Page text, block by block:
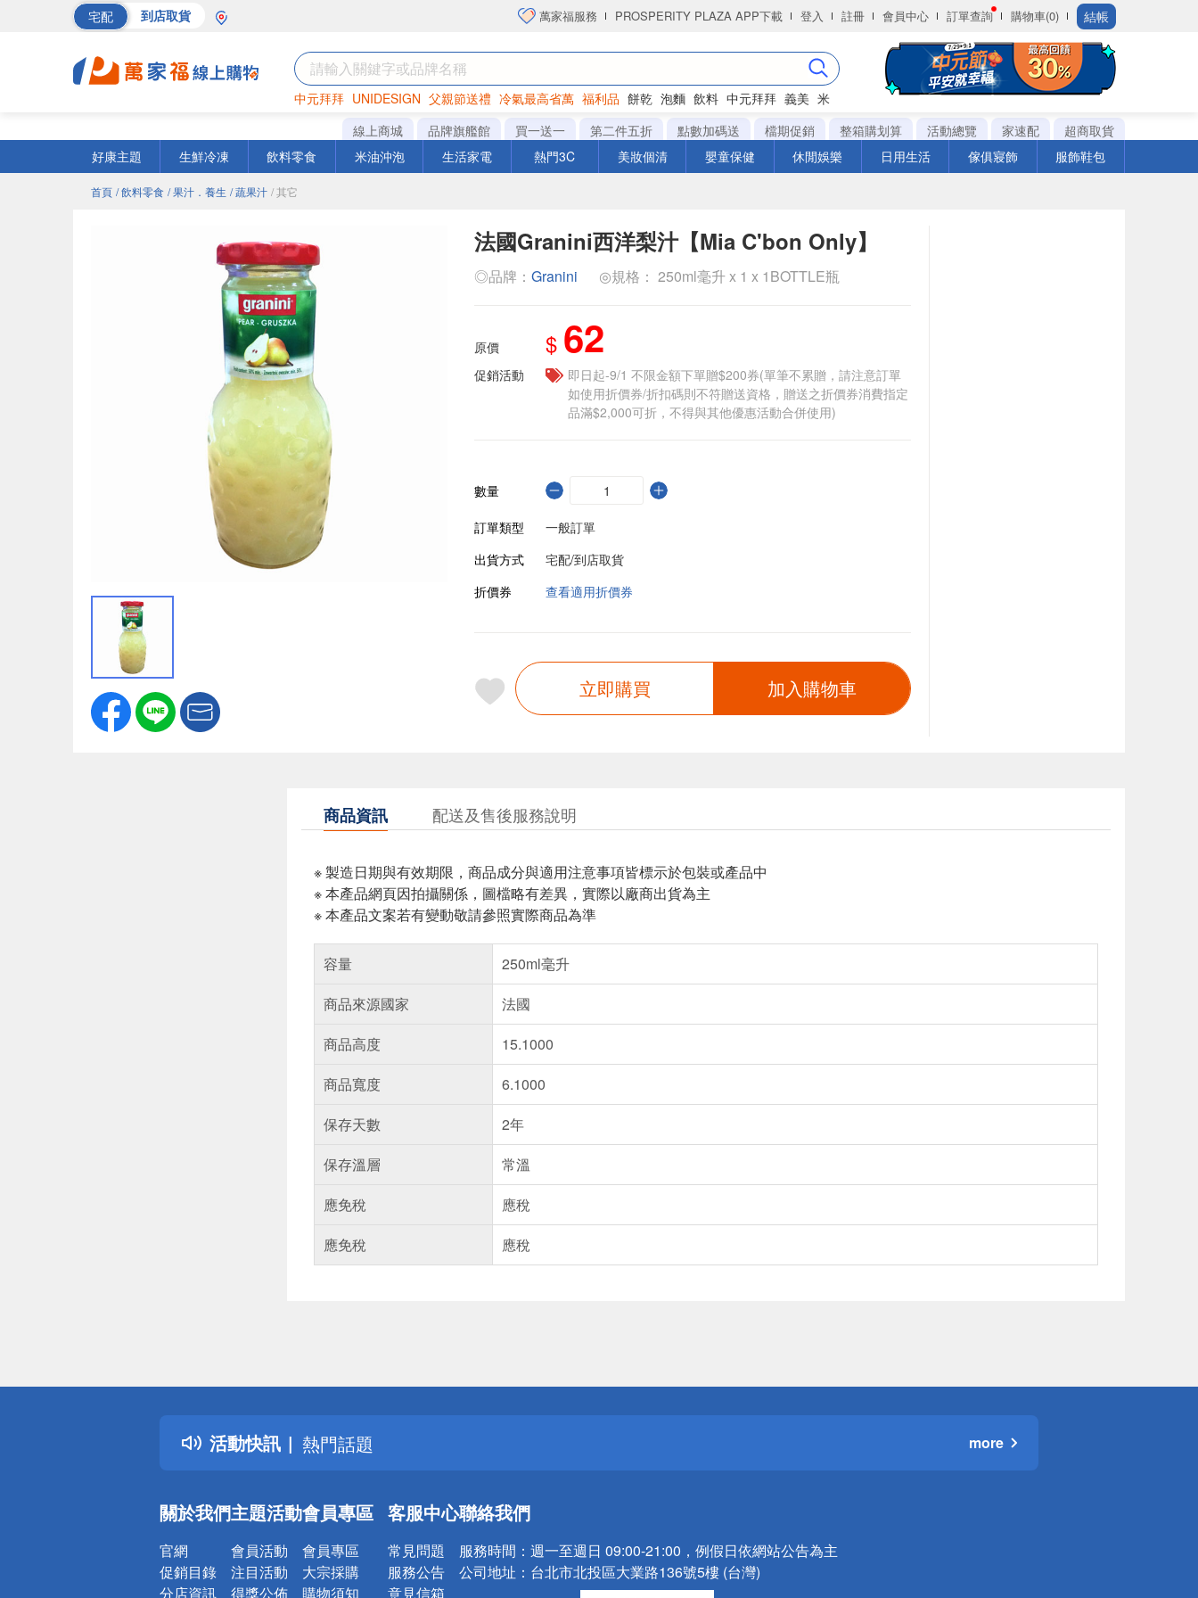
宅配 到店取貨 萬家福服務 PROSPERITY PLAZA APP下載 登入 註冊 會員中心 訂單查詢 購物車(0) 結帳
中元拜拜 UNIDESIGN 父親節送禮 冷氣最高省萬 福利品 餅乾 泡麵 飲料 中元拜拜 義美 米
罐頭 海苔 洋芋片
線上商城 品牌旗艦館 買一送一 第二件五折 點數加碼送 檔期促銷 整箱購划算 活動總覽 家速配
超商取貨
好康主題
生鮮冷凍 飲料零食 米油沖泡 生活家電 熱門3C 美妝個清 嬰童保健 休閒娛樂 日用生活 傢俱寢飾 服飾鞋包
首頁 / 飲料零食 / 果汁．養生 / 蔬果汁 / 其它
法國Granini西洋梨汁【Mia C'bon Only】
◎品牌： Granini ◎規格： 250ml毫升 x 1 x 1BOTTLE瓶
原價 $ 62
促銷活動
即日起-9/1 不限金額下單贈$200券(單筆不累贈，請注意訂單
如使用折價券/折扣碼則不符贈送資格，贈送之折價券消費指定
品滿$2,000可折，不得與其他優惠活動合併使用)
數量
訂單類型
一般訂單
出貨方式
宅配/到店取貨
折價券
查看適用折價券
立即購買 加入購物車
商品資訊 配送及售後服務說明
※ 製造日期與有效期限，商品成分與適用注意事項皆標示於包裝或產品中
※ 本產品網頁因拍攝關係，圖檔略有差異，實際以廠商出貨為主
※ 本產品文案若有變動敬請參照實際商品為準
容量
250ml毫升
商品來源國家
法國
商品高度
15.1000
商品寬度
6.1000
保存天數
2年
保存溫層
常溫
應免稅
應稅
應免稅
應稅
活動快訊
詐騙網頁！請小心！
得獎公告
熱門話題
銀行優惠
詐騙網頁！請小心！
more
關於我們
官網
促銷目錄
分店資訊
主題活動
會員活動
注目活動
得獎公佈
會員專區
會員專區
大宗採購
購物須知
客服中心
常見問題
服務公告
意見信箱
聯絡我們
服務時間： 週一至週日 09:00-21:00，例假日依網站公告為主
公司地址： 台北市北投區大業路136號5樓 (台灣)